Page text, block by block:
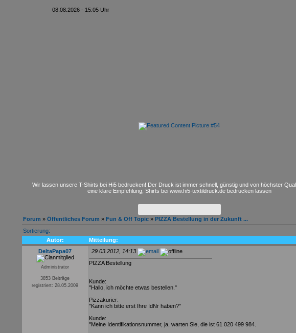
08.08.2026 - 15:05 Uhr +++
Wir lassen unsere T-Shirts bei Hi5 bedrucken! Der Druck ist immer schnell, günstig und von höchster
eine klare Empfehlung, Shirts bei www.hi5-textildruck.de bedrucken lassen
Forum » Öffentliches Forum » Fun & Off Topic » PIZZA Bestellung in der Zukunft ...
Sortierung:
Autor:
Mitteilung:
DeltaPapa07
Administrator
3853 Beiträge
registriert: 28.05.2009
29.03.2012, 14:13
PIZZA Bestellung
Kunde:
"Hallo, ich möchte etwas bestellen."
Pizzakurier:
"Kann ich bitte erst Ihre IdNr haben?"
Kunde:
"Meine Identifikationsnummer, ja, warten Sie, die ist 61 020 499 984.